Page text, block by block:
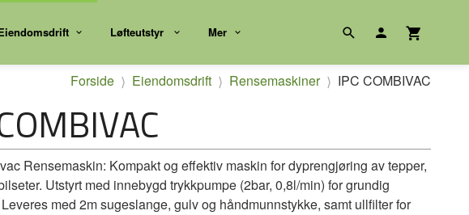
Løfteutstyr Mer
Forside Eiendomsdrift Rensemaskiner IPC COMBIVAC
Rensemaskin: Kompakt og effektiv maskin for dyprengjøring av tepper,
Utstyrt med innebygd trykkpumpe (2bar, 0,8l/min) for grundig
med 2m sugeslange, gulv og håndmunnstykke, samt ullfilter for